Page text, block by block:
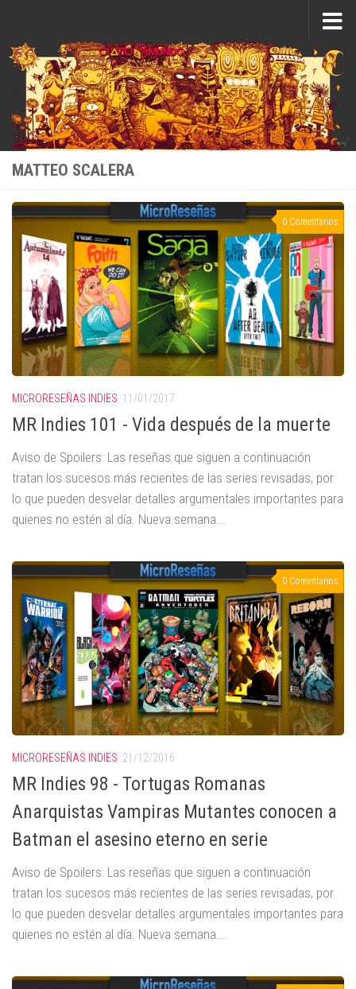
MATTEO SCALERA
0 Comentarios
MICRORESEÑAS INDIES 11/01/2017
MR Indies 101 - Vida después de la muerte
Aviso de Spoilers: Las reseñas que siguen a continuación
tratan los sucesos más recientes de las series revisadas, por
lo que pueden desvelar detalles argumentales importantes para
quienes no estén al día. Nueva semana...
0 Comentarios
MICRORESEÑAS INDIES 21/12/2016
MR Indies 98 - Tortugas Romanas
Anarquistas Vampiras Mutantes conocen a
Batman el asesino eterno en serie
Aviso de Spoilers: Las reseñas que siguen a continuación
tratan los sucesos más recientes de las series revisadas, por
lo que pueden desvelar detalles argumentales importantes para
quienes no estén al día. Nueva semana...